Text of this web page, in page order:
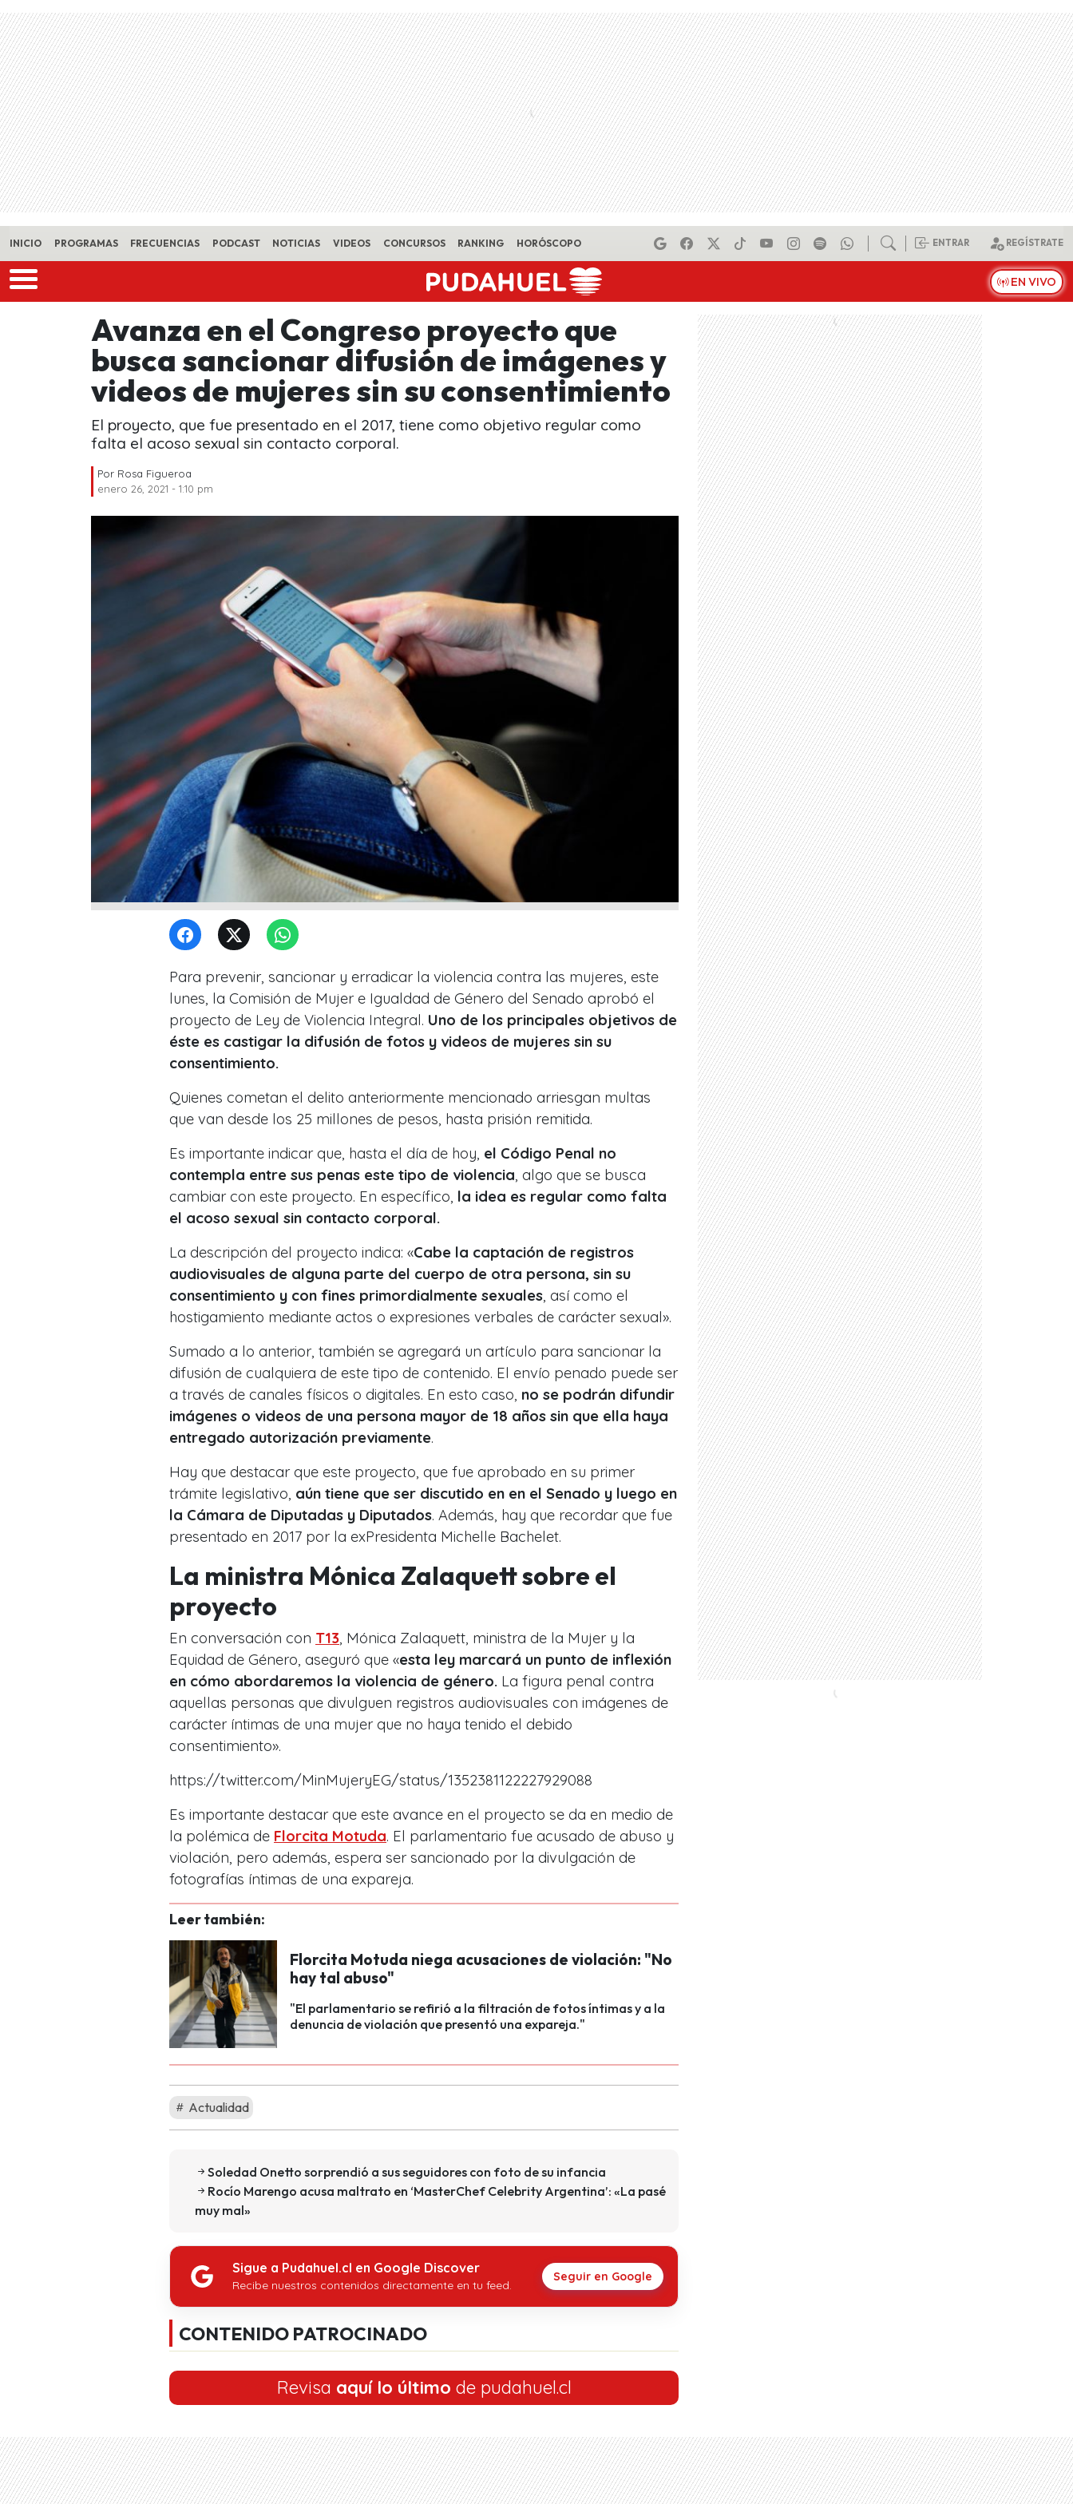
Skip to main content
INICIO PROGRAMAS FRECUENCIAS PODCAST NOTICIAS VIDEOS CONCURSOS RANKING HORÓSCOPO ENTRAR REGÍSTRATE
EN VIVO
Avanza en el Congreso proyecto que
busca sancionar difusión de imágenes y
videos de mujeres sin su consentimiento
El proyecto, que fue presentado en el 2017, tiene como objetivo regular como
falta el acoso sexual sin contacto corporal.
Por Rosa Figueroa
enero 26, 2021 - 1:10 pm
Para prevenir, sancionar y erradicar la violencia contra las mujeres, este
lunes, la Comisión de Mujer e Igualdad de Género del Senado aprobó el
proyecto de Ley de Violencia Integral. Uno de los principales objetivos de
éste es castigar la difusión de fotos y videos de mujeres sin su
consentimiento.
Quienes cometan el delito anteriormente mencionado arriesgan multas
que van desde los 25 millones de pesos, hasta prisión remitida.
Es importante indicar que, hasta el día de hoy, el Código Penal no
contempla entre sus penas este tipo de violencia, algo que se busca
cambiar con este proyecto. En específico, la idea es regular como falta
el acoso sexual sin contacto corporal.
La descripción del proyecto indica: «Cabe la captación de registros
audiovisuales de alguna parte del cuerpo de otra persona, sin su
consentimiento y con fines primordialmente sexuales, así como el
hostigamiento mediante actos o expresiones verbales de carácter sexual».
Sumado a lo anterior, también se agregará un artículo para sancionar la
difusión de cualquiera de este tipo de contenido. El envío penado puede ser
a través de canales físicos o digitales. En esto caso, no se podrán difundir
imágenes o videos de una persona mayor de 18 años sin que ella haya
entregado autorización previamente.
Hay que destacar que este proyecto, que fue aprobado en su primer
trámite legislativo, aún tiene que ser discutido en en el Senado y luego en
la Cámara de Diputadas y Diputados. Además, hay que recordar que fue
presentado en 2017 por la exPresidenta Michelle Bachelet.
La ministra Mónica Zalaquett sobre el
proyecto
En conversación con T13, Mónica Zalaquett, ministra de la Mujer y la
Equidad de Género, aseguró que «esta ley marcará un punto de inflexión
en cómo abordaremos la violencia de género. La figura penal contra
aquellas personas que divulguen registros audiovisuales con imágenes de
carácter íntimas de una mujer que no haya tenido el debido
consentimiento».
https://twitter.com/MinMujeryEG/status/1352381122227929088
Es importante destacar que este avance en el proyecto se da en medio de
la polémica de Florcita Motuda. El parlamentario fue acusado de abuso y
violación, pero además, espera ser sancionado por la divulgación de
fotografías íntimas de una expareja.
Leer también:
Florcita Motuda niega acusaciones de violación: "No
hay tal abuso"
"El parlamentario se refirió a la filtración de fotos íntimas y a la
denuncia de violación que presentó una expareja."
Actualidad
Soledad Onetto sorprendió a sus seguidores con foto de su infancia
Rocío Marengo acusa maltrato en ‘MasterChef Celebrity Argentina’: «La pasé
muy mal»
Sigue a Pudahuel.cl en Google Discover
Recibe nuestros contenidos directamente en tu feed.
Seguir en Google
CONTENIDO PATROCINADO
Revisa aquí lo último de pudahuel.cl